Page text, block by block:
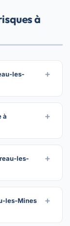
à
les-
à
les-
les-Mines